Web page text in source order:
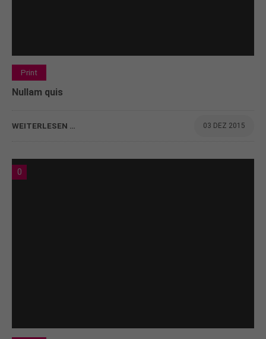
Print
Nullam quis
WEITERLESEN … 03 DEZ 2015
0